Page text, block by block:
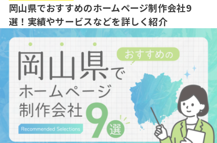
岡山県でおすすめのホームページ制作会社9
選！実績やサービスなどを詳しく紹介